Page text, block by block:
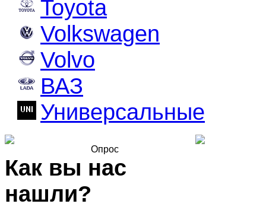
Toyota
Volkswagen
Volvo
ВАЗ
Универсальные
Опрос
Как вы нас
нашли?